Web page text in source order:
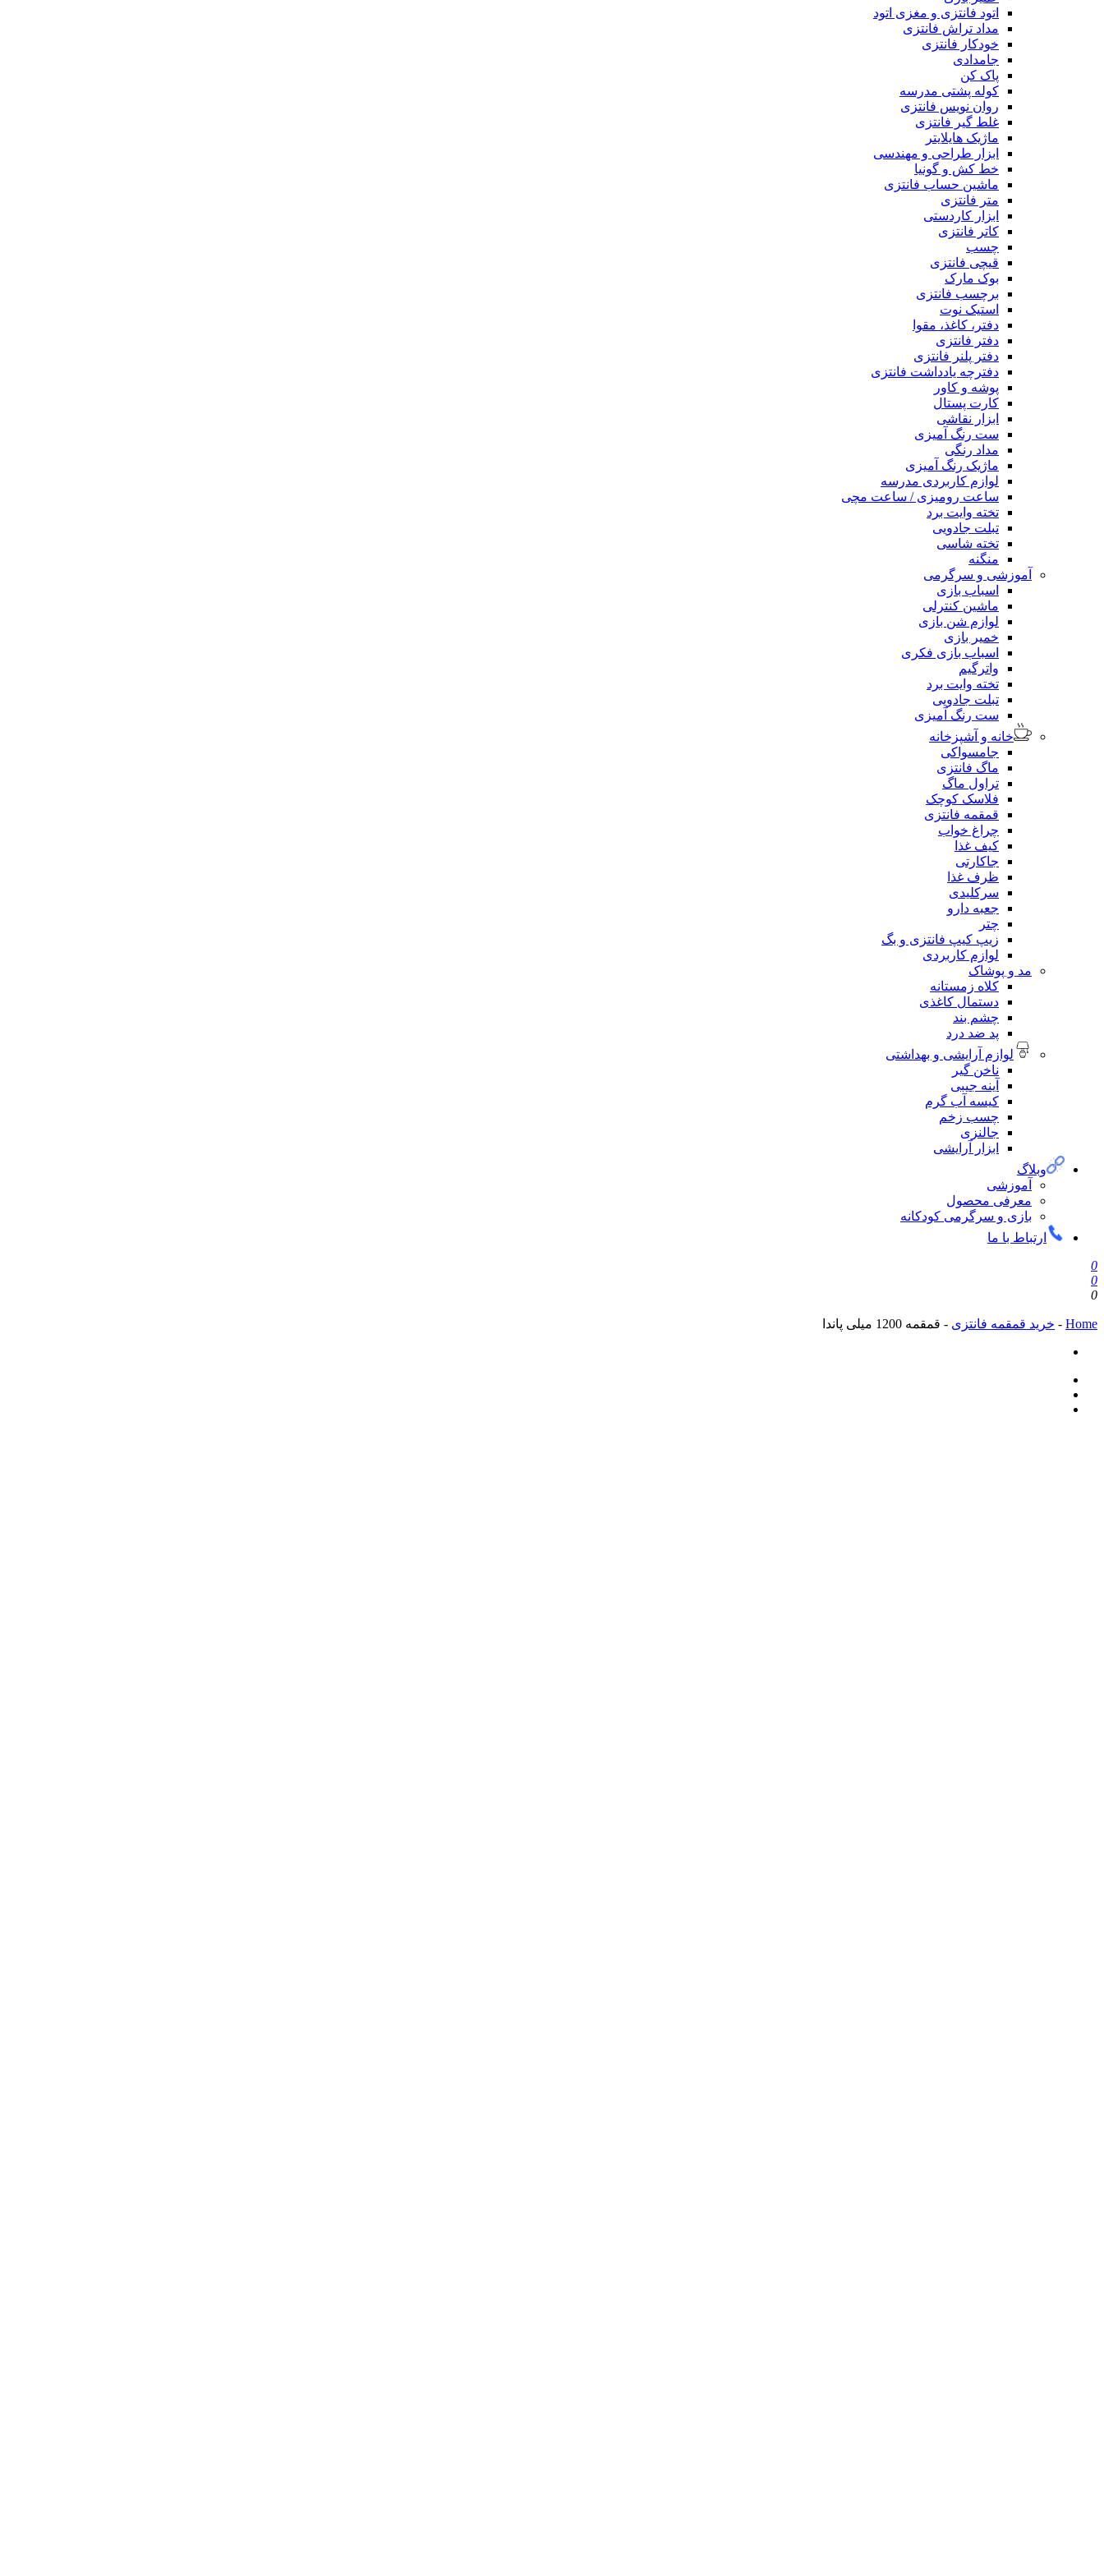
اتود فانتزی و مغزی اتود
مداد تراش فانتزی
خودکار فانتزی
جامدادی
پاک کن
کوله پشتی مدرسه
روان نویس فانتزی
غلط گیر فانتزی
ماژیک هایلایتر
ابزار طراحی و مهندسی
خط کش و گونیا
ماشین حساب فانتزی
متر فانتزی
ابزار کاردستی
کاتر فانتزی
چسب
قیچی فانتزی
بوک مارک
برچسب فانتزی
استیک نوت
دفتر، کاغذ، مقوا
دفتر فانتزی
دفتر پلنر فانتزی
دفترچه یادداشت فانتزی
پوشه و کاور
کارت پستال
ابزار نقاشی
ست رنگ آمیزی
مداد رنگی
ماژیک رنگ آمیزی
لوازم کاربردی مدرسه
ساعت رومیزی / ساعت مچی
تخته وایت برد
تبلت جادویی
تخته شاسی
منگنه
آموزشی و سرگرمی
اسباب بازی
ماشین کنترلی
لوازم شن بازی
خمیر بازی
اسباب بازی فکری
واترگیم
تخته وایت برد
تبلت جادویی
ست رنگ آمیزی
خانه و آشپزخانه
جامسواکی
ماگ فانتزی
تراول ماگ
فلاسک کوچک
قمقمه فانتزی
چراغ خواب
کیف غذا
جاکارتی
ظرف غذا
سرکلیدی
جعبه دارو
چتر
زیپ کیپ فانتزی و بگ
لوازم کاربردی
مد و پوشاک
کلاه زمستانه
دستمال کاغذی
چشم بند
پد ضد درد
لوازم آرایشی و بهداشتی
ناخن گیر
آینه جیبی
کیسه آب گرم
چسب زخم
جالنزی
ابزار آرایشی
وبلاگ
آموزشی
معرفی محصول
بازی و سرگرمی کودکانه
ارتباط با ما
0
0
0
Home
- خرید قمقمه فانتزی - قمقمه 1200 میلی پاندا